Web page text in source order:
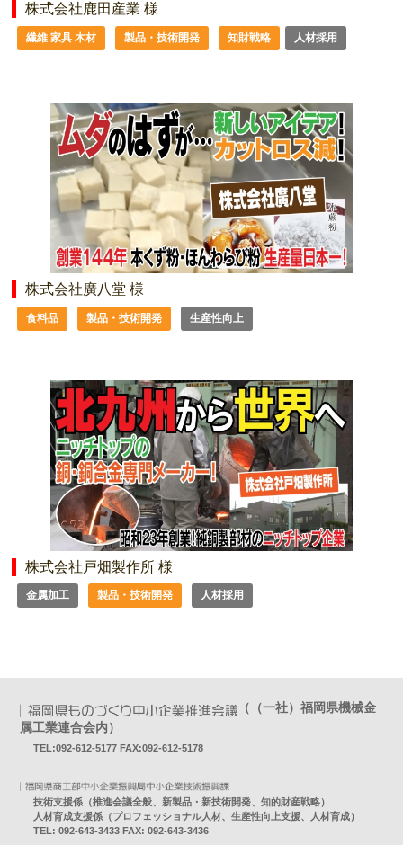
株式会社鹿田産業 様
繊維 家具 木材 製品・技術開発 知財戦略 人材採用
株式会社廣八堂 様
食料品 製品・技術開発 生産性向上
株式会社戸畑製作所 様
金属加工 製品・技術開発 人材採用
（（一社）福岡県機械金
属工業連合会内）
TEL:092-612-5177 FAX:092-612-5178
技術支援係（推進会議全般、新製品・新技術開発、知的財産戦略）
人材育成支援係（プロフェッショナル人材、生産性向上支援、人材育成）
TEL: 092-643-3433 FAX: 092-643-3436